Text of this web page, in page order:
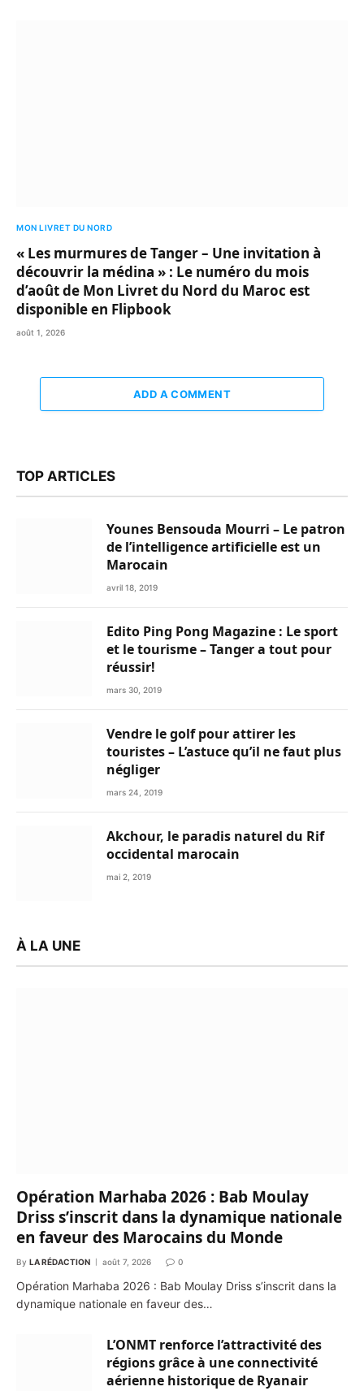
MON LIVRET DU NORD
« Les murmures de Tanger – Une invitation à
découvrir la médina » : Le numéro du mois
d’août de Mon Livret du Nord du Maroc est
disponible en Flipbook
août 1, 2026
ADD A COMMENT
TOP ARTICLES
Younes Bensouda Mourri – Le patron
de l’intelligence artificielle est un
Marocain
avril 18, 2019
Edito Ping Pong Magazine : Le sport
et le tourisme – Tanger a tout pour
réussir!
mars 30, 2019
Vendre le golf pour attirer les
touristes – L’astuce qu’il ne faut plus
négliger
mars 24, 2019
Akchour, le paradis naturel du Rif
occidental marocain
mai 2, 2019
À LA UNE
Opération Marhaba 2026 : Bab Moulay
Driss s’inscrit dans la dynamique nationale
en faveur des Marocains du Monde
By LA RÉDACTION août 7, 2026 0
Opération Marhaba 2026 : Bab Moulay Driss s’inscrit dans la
dynamique nationale en faveur des…
L’ONMT renforce l’attractivité des
régions grâce à une connectivité
aérienne historique de Ryanair